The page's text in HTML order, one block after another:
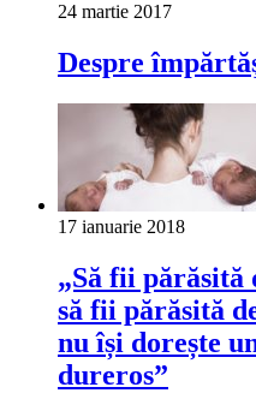
24 martie 2017
Despre
17 ianuarie 2018
„Să fii părăsită
să fii părăsită
nu își dorește
dureros”